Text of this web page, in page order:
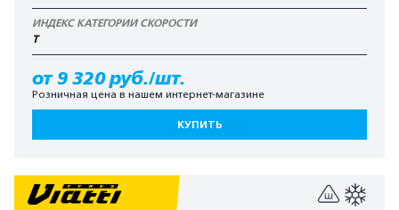
ИНДЕКС КАТЕГОРИИ СКОРОСТИ
T
от 9 320 руб./шт.
Розничная цена в нашем интернет-магазине
КУПИТЬ